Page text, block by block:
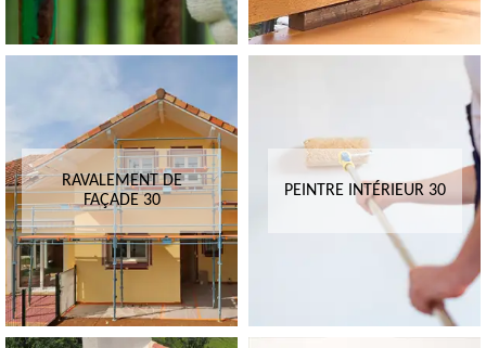
RAVALEMENT DE
FAÇADE 30
PEINTRE INTÉRIEUR 30